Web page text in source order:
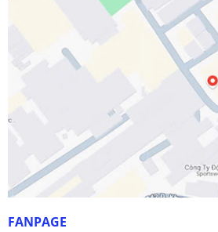
Đặt hàng ngay
FANPAGE